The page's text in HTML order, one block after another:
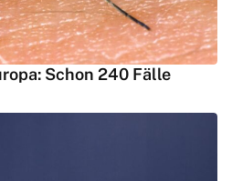
Schon 240 Fälle